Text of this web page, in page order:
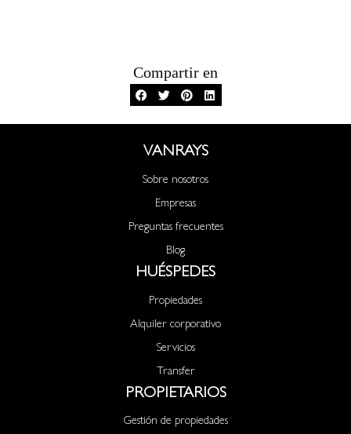
Compartir en
VANRAYS
Sobre nosotros
Empresas
Preguntas frecuentes
Blog
HUÉSPEDES
Propiedades
Alquiler corporativo
Servicios
Transfer
PROPIETARIOS
Gestión de propiedades